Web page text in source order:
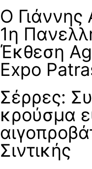
Ο Γιάννης
1η
Έκθεση
Expo
Σέρρες:
κρούσμα
Σιντικής